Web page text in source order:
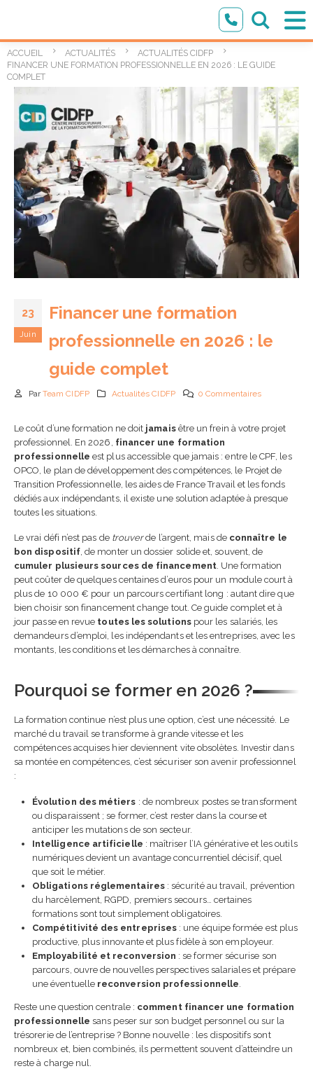
ACCUEIL ACTUALITÉS
ACTUALITÉS CIDFP
FINANCER UNE FORMATION PROFESSIONNELLE EN 2026 : LE GUIDE
COMPLET
23
Juin
Financer une formation
professionnelle en 2026 : le
guide complet
Par Team CIDFP Actualités CIDFP 0 Commentaires
Le coût d’une formation ne doit jamaisêtre un frein à votre projet
professionnel. En 2026, financer une formation
professionnelle est plus accessible que jamais : entre le CPF, les
OPCO, le plan de développement des compétences, le Projet de
Transition Professionnelle, les aides de France Travail et les fonds
dédiés aux indépendants, il existe une solution adaptée à presque
toutes les situations.
Le vrai défi n’est pas de trouverde l’argent, mais de connaître le
bon dispositif, de monter un dossier solide et, souvent, de
cumuler plusieurs sources de financement. Une formation
peut coûter de quelques centaines d’euros pour un module court à
plus de 10 000 € pour un parcours certifiant long : autant dire que
bien choisir son financement change tout. Ce guide complet et à
jour passe en revue toutes les solutionspour les salariés, les
demandeurs d’emploi, les indépendants et les entreprises, avec les
montants, les conditions et les démarches à connaître.
Pourquoi se former en 2026 ?
La formation continue n’est plus une option, c’est une nécessité. Le
marché du travail se transforme à grande vitesse et les
compétences acquises hier deviennent vite obsolètes. Investir dans
sa montée en compétences, c’est sécuriser son avenir professionnel
:
Évolution des métiers : de nombreux postes se transforment
ou disparaissent ; se former, c’est rester dans la course et
anticiper les mutations de son secteur.
Intelligence artificielle : maîtriser l’IA générative et les outils
numériques devient un avantage concurrentiel décisif, quel
que soit le métier.
Obligations réglementaires: sécurité au travail, prévention
du harcèlement, RGPD, premiers secours… certaines
formations sont tout simplement obligatoires.
Compétitivité des entreprises : une équipe formée est plus
productive, plus innovante et plus fidèle à son employeur.
Employabilité et reconversion : se former sécurise son
parcours, ouvre de nouvelles perspectives salariales et prépare
une éventuelle reconversion professionnelle
Reste une question centrale : comment financer une formation
professionnelle sans peser sur son budget personnel ou sur la
trésorerie de l’entreprise ? Bonne nouvelle : les dispositifs sont
nombreux et, bien combinés, ils permettent souvent d’atteindre un
reste à charge nul.
Comment choisir son
en 2026 : guide complet
check-list
5 août 2026
Passeport de prévention
pour les entreprises
24 juin 2026
IA en entreprise et
formation des équipes :
pourquoi former ses
collaborateurs est devenu
indispensable
24 juin 2026
Référent handicap en
et obligations
24 juin 2026
Référent harcèlement
pratiques
23 juin 2026
Financer une formation
professionnelle en 2026
23 juin 2026
Choisir son IA en fonction
de ses besoins : guide
complet pour ne plus se
tromper
22 mars 2026
Comment rédiger une
charte d’utilisation de
entreprise ?
13 septembre 2025